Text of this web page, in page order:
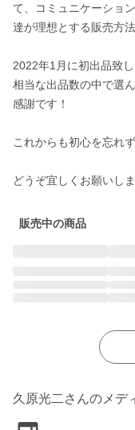
て、コミュニケーショ
達が理想とする販売方法
2022年1月に初出品致し
相当な出品数の中で選
感謝です！
これからも初心を忘れ
販売中の商品
久原光二さんのメデ